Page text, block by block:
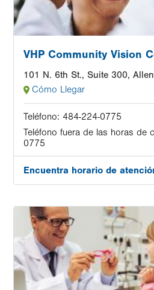
VHP Community Vision
101 N. 6th St., Suite 300,
Cómo Llegar
Teléfono: 484-224-0775
Teléfono fuera de las horas de
0775
Encuentra horario de
Image